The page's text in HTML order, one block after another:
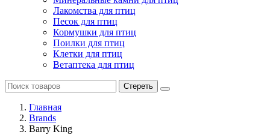
Лакомства для птиц
Песок для птиц
Кормушки для птиц
Поилки для птиц
Клетки для птиц
Ветаптека для птиц
Стереть
Главная
Brands
Barry King